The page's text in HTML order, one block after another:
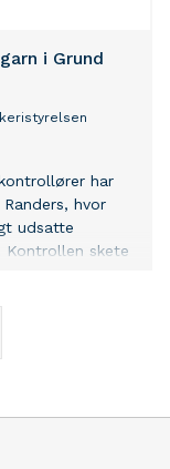
i Grund
har
hvor
udsatte
Kontrollen skete